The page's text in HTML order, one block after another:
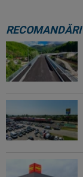
RECOMANDĂRI